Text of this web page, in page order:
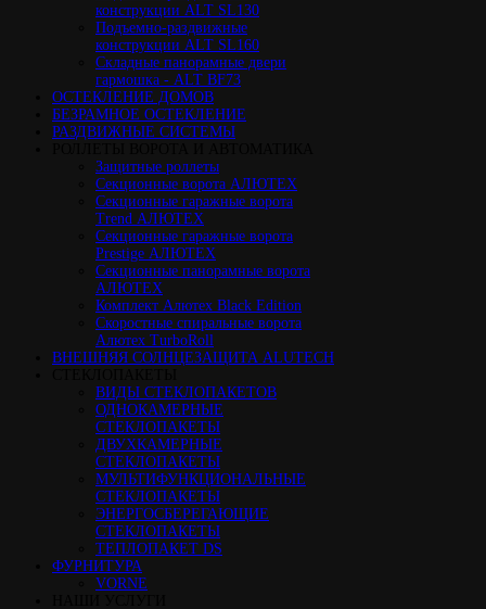
конструкции ALT SL130
Подъемно-раздвижные
конструкции ALT SL160
Cкладные панорамные двери
гармошка - ALT BF73
ОСТЕКЛЕНИЕ ДОМОВ
БЕЗРАМНОЕ ОСТЕКЛЕНИЕ
РАЗДВИЖНЫЕ СИСТЕМЫ
Защитные роллеты
Секционные ворота АЛЮТЕХ
Секционные гаражные ворота
Trend АЛЮТЕХ
Секционные гаражные ворота
Prestige АЛЮТЕХ
Секционные панорамные ворота
АЛЮТЕХ
Комплект Алютех Black Edition
Скоростные спиральные ворота
Алютех TurboRoll
ВНЕШНЯЯ СОЛНЦЕЗАЩИТА ALUTECH
ВИДЫ СТЕКЛОПАКЕТОВ
ОДНОКАМЕРНЫЕ
СТЕКЛОПАКЕТЫ
ДВУХКАМЕРНЫЕ
СТЕКЛОПАКЕТЫ
МУЛЬТИФУНКЦИОНАЛЬНЫЕ
СТЕКЛОПАКЕТЫ
ЭНЕРГОСБЕРЕГАЮЩИЕ
СТЕКЛОПАКЕТЫ
ТЕПЛОПАКЕТ DS
ФУРНИТУРА
VORNE